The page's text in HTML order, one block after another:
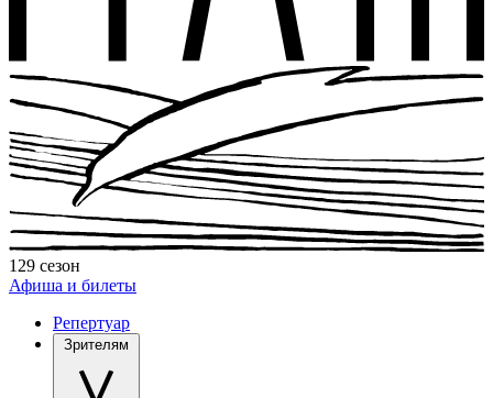
129 сезон
Афиша и билеты
Репертуар
Зрителям